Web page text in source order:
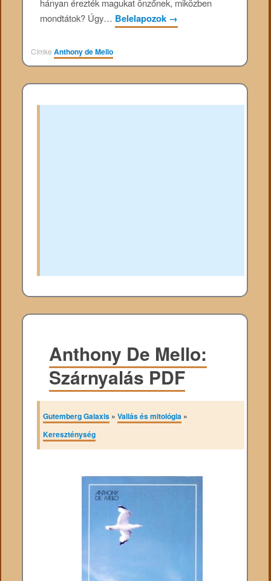
hányan érezték magukat önzőnek, miközben
mondtátok? Úgy… Belelapozok →
CímkeAnthony de Mello
Anthony De Mello:
Szárnyalás PDF
Gutemberg Galaxis »Vallás és mitológia »
Kereszténység